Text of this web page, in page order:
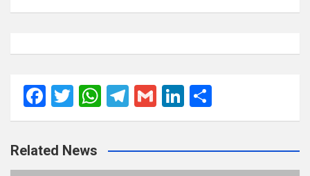
F
a
ce
b
T
wi
er
W
h
T
el
G
m
Li
n
h
Related News